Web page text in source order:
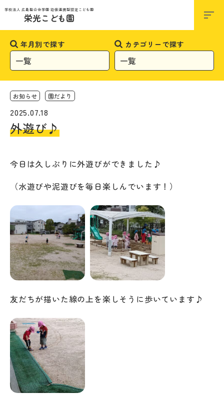
学校法人 広島聖公会学園 幼保連携型認定こども園
栄光こども園 お知らせ
年月別で探す カテゴリーで探す
お知らせ 園だより
2025.07.18
外遊び♪
今日は久しぶりに外遊びができました♪
（水遊びや泥遊びを毎日楽しんでいます！）
友だちが描いた線の上を楽しそうに歩いています♪